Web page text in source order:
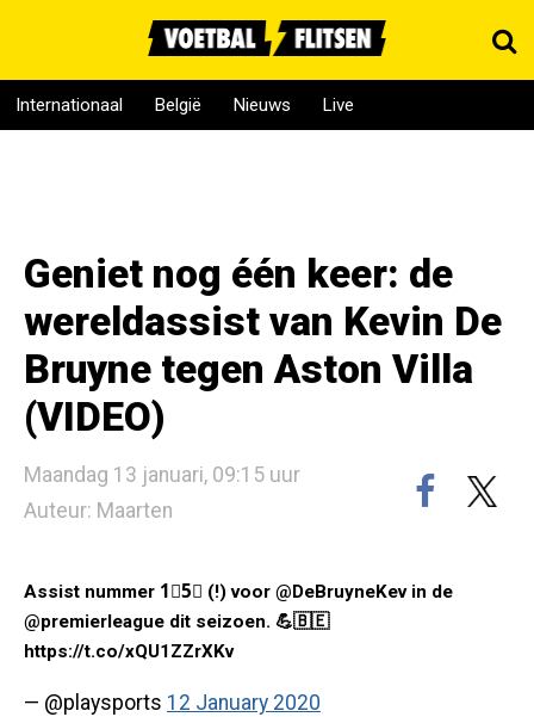
Internationaal België Nieuws Live
Geniet nog één keer: de
wereldassist van Kevin De
Bruyne tegen Aston Villa
(VIDEO)
Maandag 13 januari, 09:15 uur
Auteur: Maarten
Assist nummer 1⃣5⃣ (!) voor @DeBruyneKev in de
@premierleague dit seizoen. 💪🇧🇪
https://t.co/xQU1ZZrXKv
— @playsports 12 January 2020